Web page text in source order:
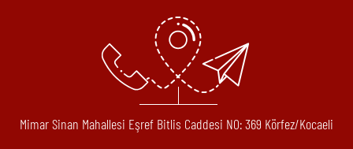
Mimar Sinan Mahallesi Eşref Bitlis Caddesi N0: 369 Körfez/Kocaeli